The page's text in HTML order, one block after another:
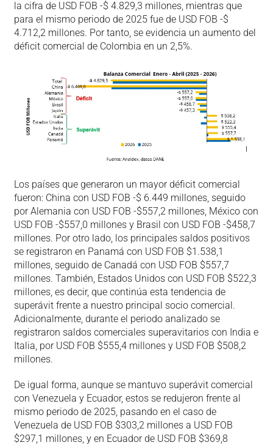
la cifra de USD FOB -$ 4.829,3 millones, mientras que
para el mismo periodo de 2025 fue de USD FOB -$
4.712,2 millones. Por tanto, se evidencia un aumento del
déficit comercial de Colombia en un 2,5%.
Los países que generaron un mayor déficit comercial
fueron: China con USD FOB -$ 6.449 millones, seguido
por Alemania con USD FOB -$557,2 millones, México con
USD FOB -$557,0 millones y Brasil con USD FOB -$458,7
millones. Por otro lado, los principales saldos positivos
se registraron en Panamá con USD FOB $1.538,1
millones, seguido de Canadá con USD FOB $557,7
millones. También, Estados Unidos con USD FOB $522,3
millones, es decir, que continúa esta tendencia de
superávit frente a nuestro principal socio comercial.
Adicionalmente, durante el periodo analizado se
registraron saldos comerciales superavitarios con India e
Italia, por USD FOB $555,4 millones y USD FOB $508,2
millones.
De igual forma, aunque se mantuvo superávit comercial
con Venezuela y Ecuador, estos se redujeron frente al
mismo periodo de 2025, pasando en el caso de
Venezuela de USD FOB $303,2 millones a USD FOB
$297,1 millones, y en Ecuador de USD FOB $369,8